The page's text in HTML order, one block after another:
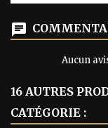
Aucun
16 AUTRES
CATÉGORIE :